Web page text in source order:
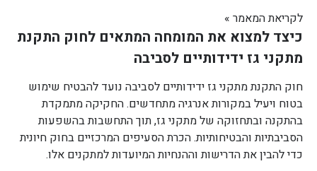
לקריאת המאמר »
כיצד למצוא את המומחה המתאים לחוק התקנת
מתקני גז ידידותיים לסביבה
חוק התקנת מתקני גז ידידותיים לסביבה נועד להבטיח שימוש
בטוח ויעיל במקורות אנרגיה מתחדשים. החקיקה מתמקדת
בהתקנה ובתחזוקה של מתקני גז, תוך התחשבות בהשפעות
הסביבתיות והבטיחותיות. הכרת הסעיפים המרכזיים בחוק חיונית
כדי להבין את הדרישות וההנחיות המיועדות למתקנים אלו.